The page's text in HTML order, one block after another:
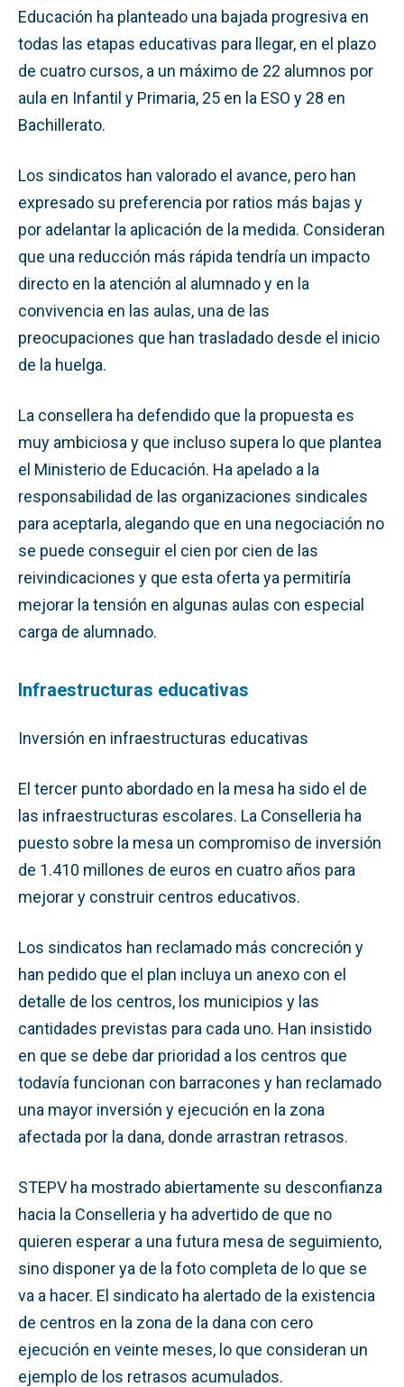
Educación ha planteado una bajada progresiva en
todas las etapas educativas para llegar, en el plazo
de cuatro cursos, a un máximo de 22 alumnos por
aula en Infantil y Primaria, 25 en la ESO y 28 en
Bachillerato.
Los sindicatos han valorado el avance, pero han
expresado su preferencia por ratios más bajas y
por adelantar la aplicación de la medida. Consideran
que una reducción más rápida tendría un impacto
directo en la atención al alumnado y en la
convivencia en las aulas, una de las
preocupaciones que han trasladado desde el inicio
de la huelga.
La consellera ha defendido que la propuesta es
muy ambiciosa y que incluso supera lo que plantea
el Ministerio de Educación. Ha apelado a la
responsabilidad de las organizaciones sindicales
para aceptarla, alegando que en una negociación no
se puede conseguir el cien por cien de las
reivindicaciones y que esta oferta ya permitiría
mejorar la tensión en algunas aulas con especial
carga de alumnado.
Infraestructuras educativas
Inversión en infraestructuras educativas
El tercer punto abordado en la mesa ha sido el de
las infraestructuras escolares. La Conselleria ha
puesto sobre la mesa un compromiso de inversión
de 1.410 millones de euros en cuatro años para
mejorar y construir centros educativos.
Los sindicatos han reclamado más concreción y
han pedido que el plan incluya un anexo con el
detalle de los centros, los municipios y las
cantidades previstas para cada uno. Han insistido
en que se debe dar prioridad a los centros que
todavía funcionan con barracones y han reclamado
una mayor inversión y ejecución en la zona
afectada por la dana, donde arrastran retrasos.
STEPV ha mostrado abiertamente su desconfianza
hacia la Conselleria y ha advertido de que no
quieren esperar a una futura mesa de seguimiento,
sino disponer ya de la foto completa de lo que se
va a hacer. El sindicato ha alertado de la existencia
de centros en la zona de la dana con cero
ejecución en veinte meses, lo que consideran un
ejemplo de los retrasos acumulados.